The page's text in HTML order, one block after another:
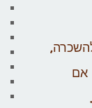
אם